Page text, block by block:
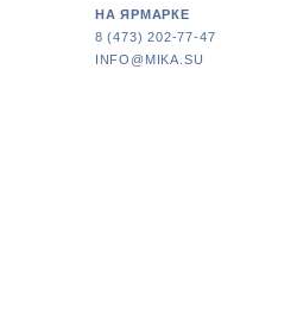
НА ЯРМАРКЕ
8 (473) 202-77-47
INFO@MIKA.SU